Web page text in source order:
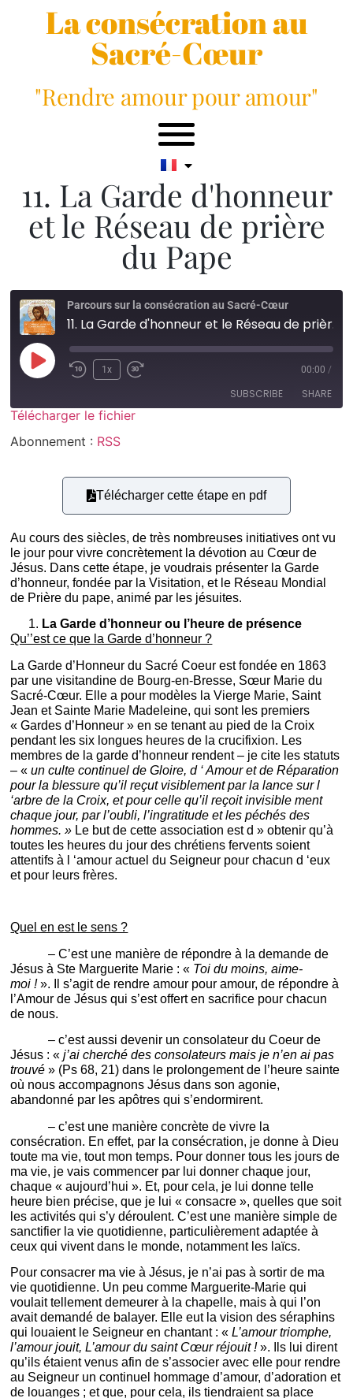
La consécration au
Sacré-Cœur
"Rendre amour pour amour"
11. La Garde d'honneur
et le Réseau de prière
du Pape
Parcours sur la consécration au Sacré-Cœur
11. La Garde d'honneur et le Réseau de prière du Pape
1x 00:00 /
SUBSCRIBE SHARE
RSS
SHARE
Télécharger le fichier
Abonnement : RSS
Télécharger cette étape en pdf
Au cours des siècles, de très nombreuses initiatives ont vu
le jour pour vivre concrètement la dévotion au Cœur de
Jésus. Dans cette étape, je voudrais présenter la Garde
d’honneur, fondée par la Visitation, et le Réseau Mondial
de Prière du pape, animé par les jésuites.
La Garde d’honneur ou l’heure de présence
Qu’’est ce que la Garde d’honneur ?
La Garde d’Honneur du Sacré Coeur est fondée en 1863
par une visitandine de Bourg-en-Bresse, Sœur Marie du
Sacré-Cœur. Elle a pour modèles la Vierge Marie, Saint
Jean et Sainte Marie Madeleine, qui sont les premiers
« Gardes d’Honneur » en se tenant au pied de la Croix
pendant les six longues heures de la crucifixion. Les
membres de la garde d’honneur rendent – je cite les statuts
– «un culte continuel de Gloire, d ‘ Amour et de Réparation
pour la blessure qu’il reçut visiblement par la lance sur l
‘arbre de la Croix, et pour celle qu’il reçoit invisible ment
chaque jour, par l’oubli, l’ingratitude et les péchés des
hommes. » Le but de cette association est d » obtenir qu’à
toutes les heures du jour des chrétiens fervents soient
attentifs à l ‘amour actuel du Seigneur pour chacun d ‘eux
et pour leurs frères.
Quel en est le sens ?
– C’est une manière de répondre à la demande de
Jésus à Ste Marguerite Marie : « Toi du moins, aime-
moi !». Il s’agit de rendre amour pour amour, de répondre à
l’Amour de Jésus qui s’est offert en sacrifice pour chacun
de nous.
– c’est aussi devenir un consolateur du Coeur de
Jésus : «j’ai cherché des consolateurs mais je n’en ai pas
trouvé » (Ps 68, 21) dans le prolongement de l’heure sainte
où nous accompagnons Jésus dans son agonie,
abandonné par les apôtres qui s’endormirent.
– c’est une manière concrète de vivre la
consécration. En effet, par la consécration, je donne à Dieu
toute ma vie, tout mon temps. Pour donner tous les jours de
ma vie, je vais commencer par lui donner chaque jour,
chaque « aujourd’hui ». Et, pour cela, je lui donne telle
heure bien précise, que je lui « consacre », quelles que soit
les activités qui s’y déroulent. C’est une manière simple de
sanctifier la vie quotidienne, particulièrement adaptée à
ceux qui vivent dans le monde, notamment les laïcs.
Pour consacrer ma vie à Jésus, je n’ai pas à sortir de ma
vie quotidienne. Un peu comme Marguerite-Marie qui
voulait tellement demeurer à la chapelle, mais à qui l’on
avait demandé de balayer. Elle eut la vision des séraphins
qui louaient le Seigneur en chantant : «L’amour triomphe,
l’amour jouit, L’amour du saint Cœur réjouit !». Ils lui dirent
qu’ils étaient venus afin de s’associer avec elle pour rendre
au Seigneur un continuel hommage d’amour, d’adoration et
de louanges ; et que, pour cela, ils tiendraient sa place